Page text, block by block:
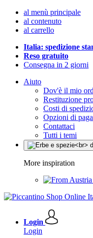
al menù principale
al contenuto
al carrello
Italia: spedizione
Reso gratuito
Consegna in 2 giorni
Aiuto
Dov'è il mio
Restituzione
Costi di
Opzioni di
Contattaci
Tutti i temi
More inspiration
Login
Login